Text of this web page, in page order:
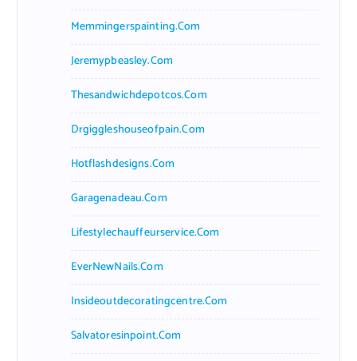
Memmingerspainting.com
Jeremypbeasley.com
Thesandwichdepotcos.com
Drgiggleshouseofpain.com
Hotflashdesigns.com
Garagenadeau.com
Lifestylechauffeurservice.com
EverNewNails.com
Insideoutdecoratingcentre.com
Salvatoresinpoint.com